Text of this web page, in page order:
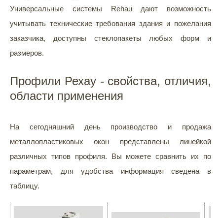
Универсальные системы Rehau дают возможность
учитывать технические требования здания и пожелания
заказчика, доступны стеклопакеты любых форм и
размеров.
Профили Рехау - свойства, отличия,
области применения
На сегодняшний день производство и продажа
металлопластиковых окон представлены линейкой
различных типов профиля. Вы можете сравнить их по
параметрам, для удобства информация сведена в
таблицу.